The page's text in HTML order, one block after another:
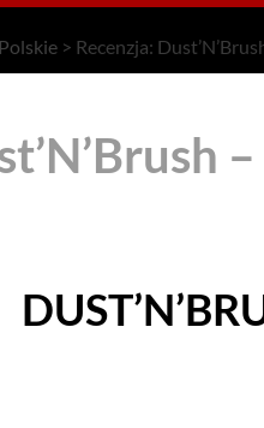
> Recenzja: